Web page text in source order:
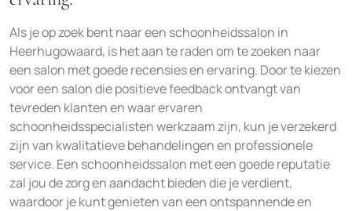
Als je op zoek bent naar een schoonheidssalon in
Heerhugowaard, is het aan te raden om te zoeken naar
een salon met goede recensies en ervaring. Door te kiezen
voor een salon die positieve feedback ontvangt van
tevreden klanten en waar ervaren
schoonheidsspecialisten werkzaam zijn, kun je verzekerd
zijn van kwalitatieve behandelingen en professionele
service. Een schoonheidssalon met een goede reputatie
zal jou de zorg en aandacht bieden die je verdient,
waardoor je kunt genieten van een ontspannende en